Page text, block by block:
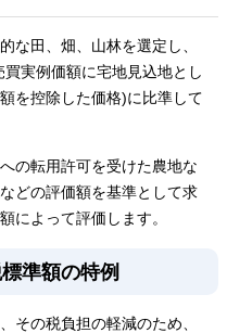
な田、畑、山林を選定し、
実例価額に宅地見込地とし
を控除した価格)に比準して
の転用許可を受けた農地な
どの評価額を基準として求
によって評価します。
準額の特例
その税負担の軽減のため、